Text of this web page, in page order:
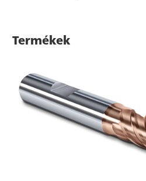
Termékek